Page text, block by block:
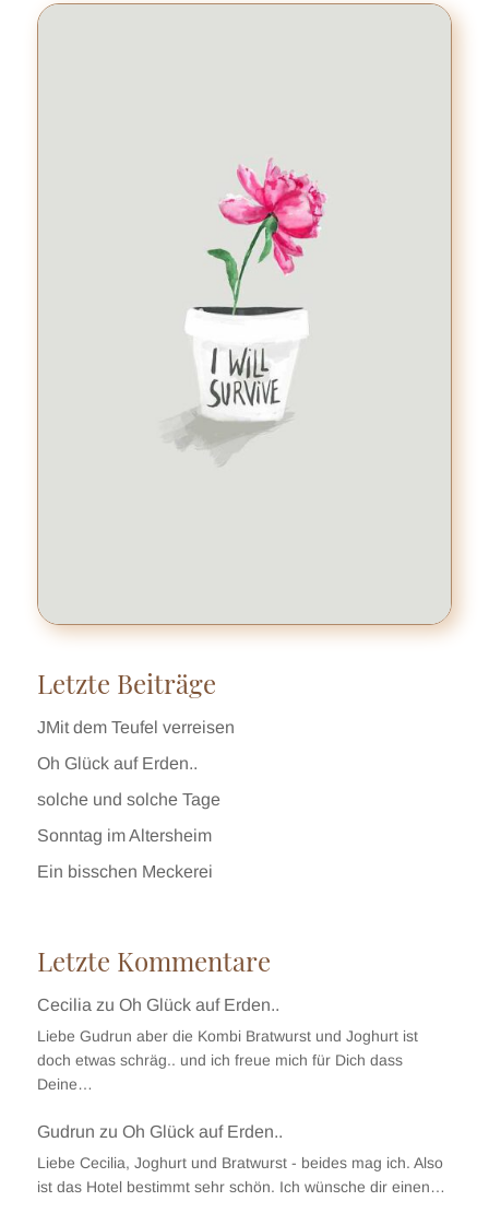
Letzte Beiträge
JMit dem Teufel verreisen
Oh Glück auf Erden..
solche und solche Tage
Sonntag im Altersheim
Ein bisschen Meckerei
Letzte Kommentare
Ceciliazu Oh Glück auf Erden..
Liebe Gudrun aber die Kombi Bratwurst und Joghurt ist
doch etwas schräg.. und ich freue mich für Dich dass
Deine…
Gudrun zu Oh Glück auf Erden..
Liebe Cecilia, Joghurt und Bratwurst - beides mag ich. Also
ist das Hotel bestimmt sehr schön. Ich wünsche dir einen…